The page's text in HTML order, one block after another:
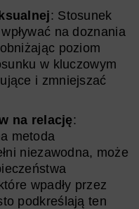
: Stosunek
na doznania
poziom
w kluczowym
i zmniejszać
na relację:
metoda
niezawodna, może
wpadły przez
podkreślają ten